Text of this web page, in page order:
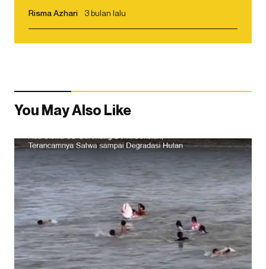
Risma Azhari 3 bulan lalu
You May Also Like